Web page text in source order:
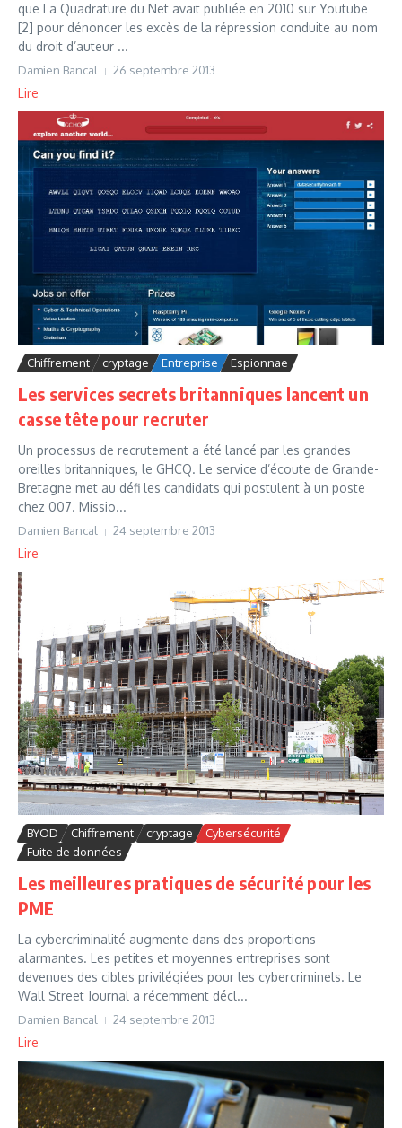
que La Quadrature du Net avait publiée en 2010 sur Youtube
[2] pour dénoncer les excès de la répression conduite au nom
du droit d’auteur ...
Damien Bancal 26 septembre 2013
Lire
Chiffrement cryptage Entreprise Espionnae
Les services secrets britanniques lancent un
casse tête pour recruter
Un processus de recrutement a été lancé par les grandes
oreilles britanniques, le GHCQ. Le service d’écoute de Grande-
Bretagne met au défi les candidats qui postulent à un poste
chez 007. Missio...
Damien Bancal 24 septembre 2013
Lire
BYOD Chiffrement cryptage
Cybersécurité
Fuite de données
Les meilleures pratiques de sécurité pour les
PME
La cybercriminalité augmente dans des proportions
alarmantes. Les petites et moyennes entreprises sont
devenues des cibles privilégiées pour les cybercriminels. Le
Wall Street Journal a récemment décl...
Damien Bancal 24 septembre 2013
Lire